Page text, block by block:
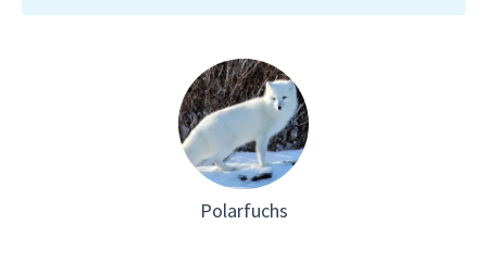
Polarfuchs